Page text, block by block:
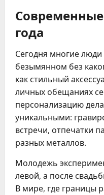
года
Сегодня многие
безымянном без
как стильный
личных обещаниях
персонализацию
уникальными:
встречи, отпечатки
разных металлов.
Молодежь
левой, а после
В мире, где границы